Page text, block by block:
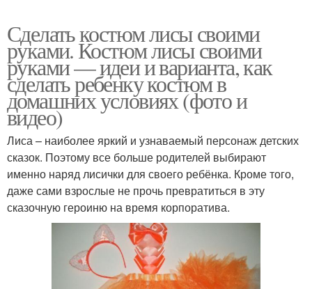
Сделать костюм лисы своими
руками. Костюм лисы своими
руками — идеи и варианта, как
сделать ребенку костюм в
домашних условиях (фото и
видео)
Лиса – наиболее яркий и узнаваемый персонаж детских
сказок. Поэтому все больше родителей выбирают
именно наряд лисички для своего ребёнка. Кроме того,
даже сами взрослые не прочь превратиться в эту
сказочную героиню на время корпоратива.